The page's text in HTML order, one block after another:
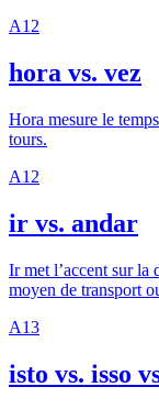
A1 2
hora vs. vez
Hora mesure le
tours.
A1 2
ir vs. andar
Ir met l’accent sur la
moyen de transport
A13
isto vs. isso